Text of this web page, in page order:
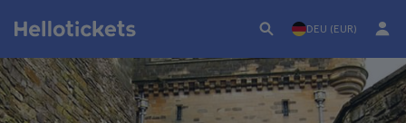
DEU (EUR)